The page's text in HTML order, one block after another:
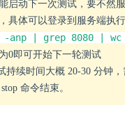
启动下一次测试，要不然
具体可以登录到服务端执行
-anp | grep 8080 |
0即可开始下一轮测试
持续时间大概 20-30 分钟
命令结束。